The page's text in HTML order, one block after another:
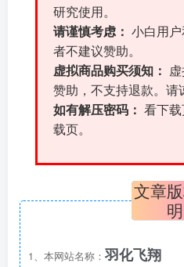
研究使用。
请谨慎考虑： 小白用
者不建议赞助。
虚拟商品购买须知：
赞助，不支持退款。请
如有解压密码： 看下
载页。
文章
明
1、本网站名称： 羽化飞翔